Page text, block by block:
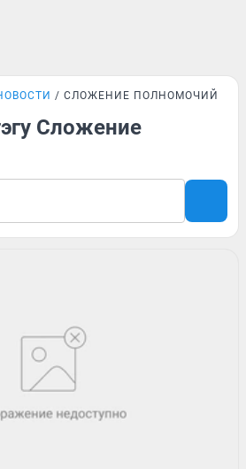
СЛОЖЕНИЕ ПОЛНОМОЧИЙ
Сложение